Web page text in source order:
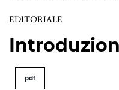
EDITORIALE
pdf